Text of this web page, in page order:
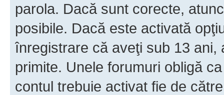
parola. Dacă sunt corecte,
posibile. Dacă este activată
înregistrare că aveţi sub 13
primite. Unele forumuri obligă
contul trebuie activat fie de